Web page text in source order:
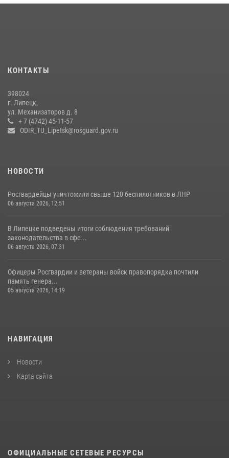
подготовки
20 июля 2026, 12:22
Липецке
17 июля 2026, 12:26 5
КОНТАКТЫ
398024
г. Липецк,
ул. Механизаторов д. 8
+ 7 (4742) 45-11-57
ODIR_TU_Lipetsk@rosguard.gov.ru
НОВОСТИ
Росгвардейцы уничтожили свыше 120 беспилотников в ЛНР
06 августа 2026, 12:51
В Липецке подведены итоги соблюдения требований
законодательства в сфе...
06 августа 2026, 07:31
Офицеры Росгвардии и ветераны войск правопорядка почтили
память генера...
05 августа 2026, 14:19
НАВИГАЦИЯ
Новости
Карта сайта
ОФИЦИАЛЬНЫЕ СЕТЕВЫЕ РЕСУРСЫ